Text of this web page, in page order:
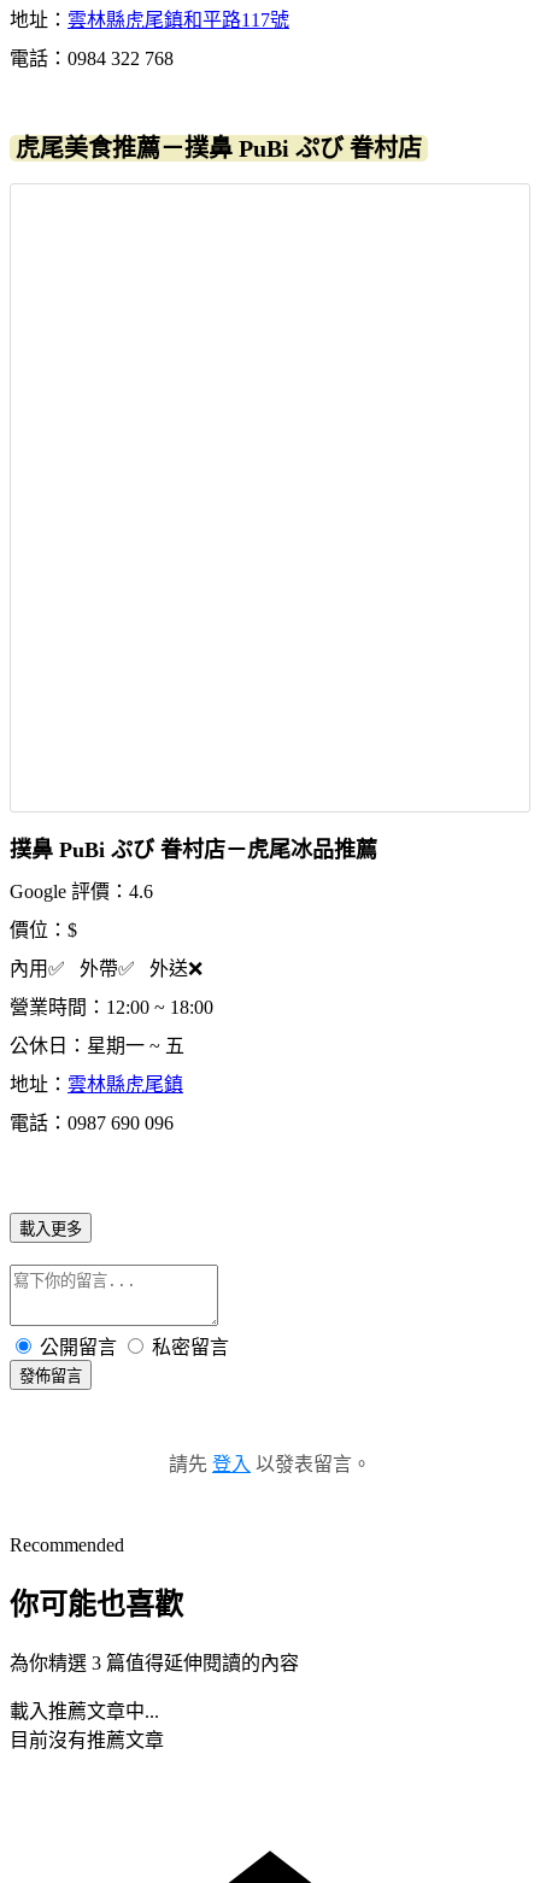
地址： 雲林縣虎尾鎮和平路117號
電話：0984 322 768
虎尾美食推薦－撲鼻 PuBi ぷび 眷村店
撲鼻 PuBi ぷび 眷村店－虎尾冰品推薦
Google 評價：4.6
價位：$
內用✅ 外帶✅ 外送❌
營業時間：12:00 ~ 18:00
公休日：星期一 ~ 五
地址： 雲林縣虎尾鎮
電話：0987 690 096
載入更多
公開留言 私密留言
發佈留言
請先 登入 以發表留言。
Recommended
你可能也喜歡
為你精選 3 篇值得延伸閱讀的內容
載入推薦文章中...
目前沒有推薦文章